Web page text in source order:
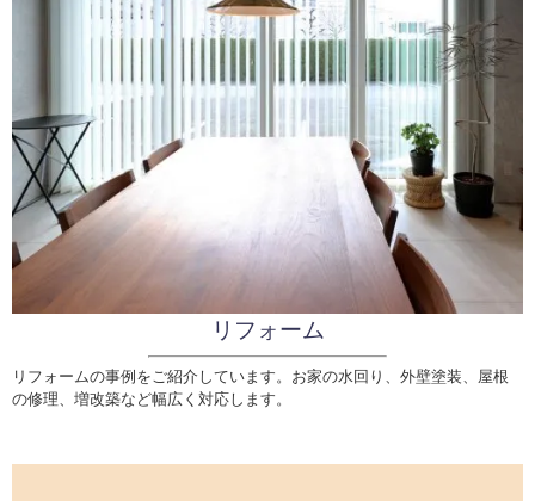
リフォーム
リフォームの事例をご紹介しています。 お家の水回り、外壁塗装、屋根
の修理、増改築など幅広く対応します。